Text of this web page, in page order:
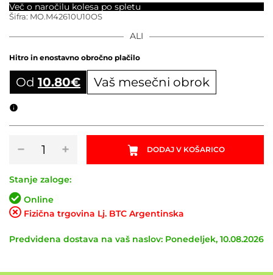
ALI
Hitro in enostavno obročno plačilo
Od 10.80€ Vaš mesečni obrok
−
kolo
TITLE
MINI
20
2022
količina
+ DODAJ V KOŠARICO
Šifra: MO.M42610U10OS
Več o naročilu kolesa po spletu
Stanje zaloge:
Online
Fizična trgovina Lj. BTC Argentinska
Predvidena dostava na vaš naslov: Ponedeljek, 10.08.2026